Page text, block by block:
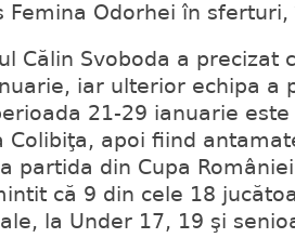
Femina Odorhei în
Svoboda a precizat
iar ulterior echipa a
21-29 ianuarie
Colibiţa, apoi fiind
partida din Cupa
că 9 din cele 18
la Under 17, 19 şi